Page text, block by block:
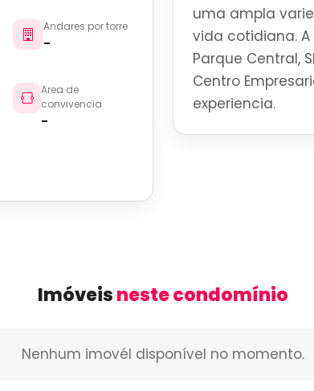
Andares por torre
-
Area de
convivencia
-
uma ampla
vida cotidiana.
Parque Central,
Centro
experiencia.
Imóveisneste condomínio
Nenhum imovél disponível no momento.